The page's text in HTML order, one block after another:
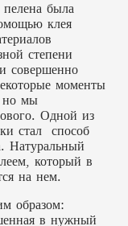
была
клея
степени
совершенно
моменты
но мы
Одной из
стал способ
Натуральный
который в
на нем.
образом:
в нужный